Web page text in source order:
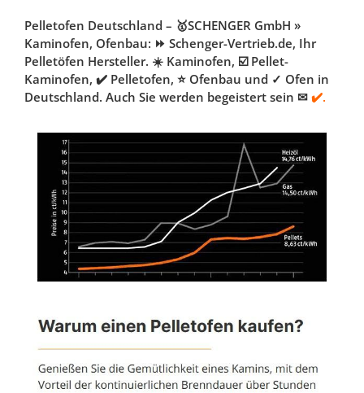
Pelletofen Deutschland – 🥇SCHENGER GmbH »
Kaminofen, Ofenbau: ⏩ Schenger-Vertrieb.de, Ihr
Pelletöfen Hersteller. ☀️ Kaminofen, ☑️ Pellet-
Kaminofen, ✔️ Pelletofen, ⭐ Ofenbau und ✓ Ofen in
Deutschland. Auch Sie werden begeistert sein ✉ ✔️.